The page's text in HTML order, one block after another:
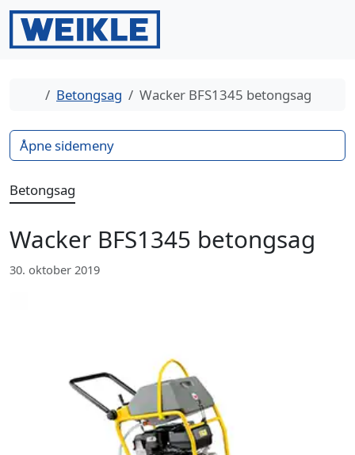
Gå til innhold
Gå til bunntekst
HjemBetongsag Wacker BFS1345 betongsag
Betongsag
Wacker BFS1345 betongsag
30. oktober 2019
Åpne sidemeny